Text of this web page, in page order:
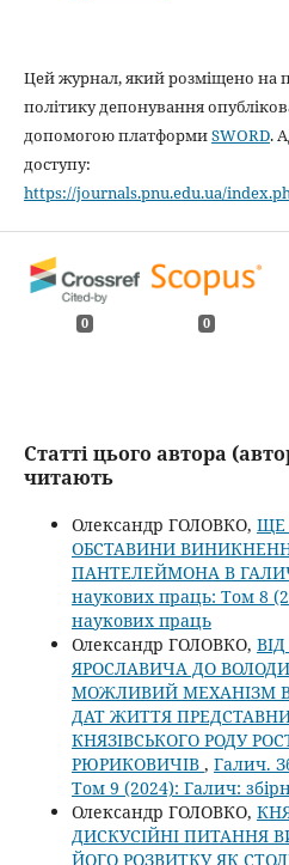
Цей журнал, який розміщено на
політику депонування
допомогою платформиSWORD.
доступу:
https://journals.pnu.edu.ua/
0 0
Статті цього автора
читають
Олександр ГОЛОВКО, ЩЕ
ОБСТАВИНИ
ПАНТЕЛЕЙМОНА В
наукових праць: Том 8
наукових праць
Олександр ГОЛОВКО,
ЯРОСЛАВИЧА ДО
МОЖЛИВИЙ МЕХАНІЗМ
ДАТ ЖИТТЯ
КНЯЗІВСЬКОГО РОДУ
РЮРИКОВИЧІВ , Галич.
Том 9 (2024): Галич:
Олександр ГОЛОВКО,
ДИСКУСІЙНІ ПИТАННЯ
ЙОГО РОЗВИТКУ ЯК